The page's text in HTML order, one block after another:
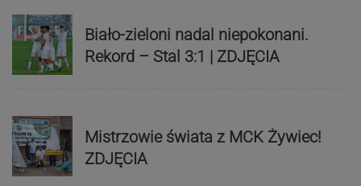
Biało-zieloni nadal niepokonani.
Rekord – Stal 3:1 | ZDJĘCIA
Mistrzowie świata z MCK Żywiec!
ZDJĘCIA